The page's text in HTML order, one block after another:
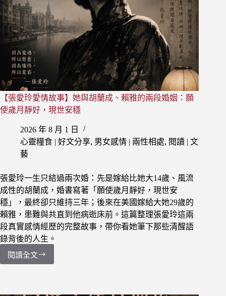
【張愛玲愛情故事】她與胡蘭成、賴雅的兩段婚姻：願
使歲月靜好，現世安穩
2026 年 8 月 1 日
心靈糧食 | 好文分享, 男女感情 | 兩性相處, 閱讀 | 文
藝
張愛玲一生只結過兩次婚：先是嫁給比她大14歲、風流
成性的胡蘭成，婚書寫著「願使歲月靜好，現世安
穩」，最終卻只維持三年；後來在美國嫁給大她29歲的
賴雅，患難與共直到他病逝床前。這篇整理張愛玲這兩
段真實感情經歷的完整故事，帶你看她筆下那些清醒語
錄背後的人生。
閱讀全文
【張